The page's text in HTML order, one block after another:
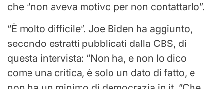
che “non aveva motivo per non contattarlo”.
“È molto difficile”. Joe Biden ha aggiunto,
secondo estratti pubblicati dalla CBS, di
questa intervista: “Non ha, e non lo dico
come una critica, è solo un dato di fatto, e